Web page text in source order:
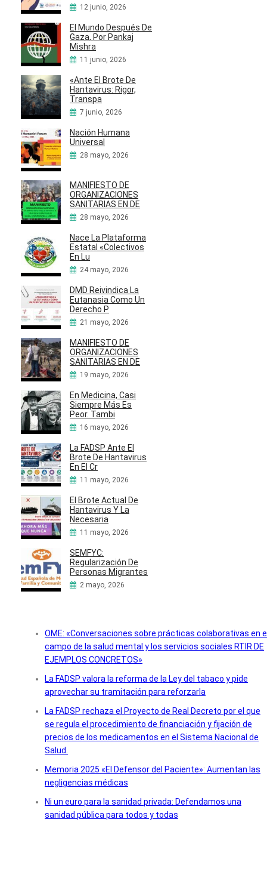
12 junio, 2026
El Mundo Después De
Gaza, Por Pankaj
Mishra
11 junio, 2026
«Ante El Brote De
Hantavirus: Rigor,
Transpa
7 junio, 2026
Nación Humana
Universal
28 mayo, 2026
MANIFIESTO DE
ORGANIZACIONES
SANITARIAS EN DE
28 mayo, 2026
Nace La Plataforma
Estatal «Colectivos
En Lu
24 mayo, 2026
DMD Reivindica La
Eutanasia Como Un
Derecho P
21 mayo, 2026
MANIFIESTO DE
ORGANIZACIONES
SANITARIAS EN DE
19 mayo, 2026
En Medicina, Casi
Siempre Más Es
Peor. Tambi
16 mayo, 2026
La FADSP Ante El
Brote De Hantavirus
En El Cr
11 mayo, 2026
El Brote Actual De
Hantavirus Y La
Necesaria
11 mayo, 2026
SEMFYC:
Regularización De
Personas Migrantes
2 mayo, 2026
OME: «Conversaciones sobre prácticas colaborativas en
campo de la salud mental y los servicios sociales RTIR DE
EJEMPLOS CONCRETOS»
La FADSP valora la reforma de la Ley del tabaco y pide
aprovechar su tramitación para reforzarla
La FADSP rechaza el Proyecto de Real Decreto por el que
se regula el procedimiento de financiación y fijación de
precios de los medicamentos en el Sistema Nacional de
Salud.
Memoria 2025 «El Defensor del Paciente»: Aumentan las
negligencias médicas
Ni un euro para la sanidad privada: Defendamos una
sanidad pública para todos y todas